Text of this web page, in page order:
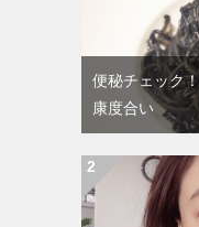
便秘チェック
康度合い